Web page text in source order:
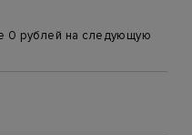
0 рублей на следующую